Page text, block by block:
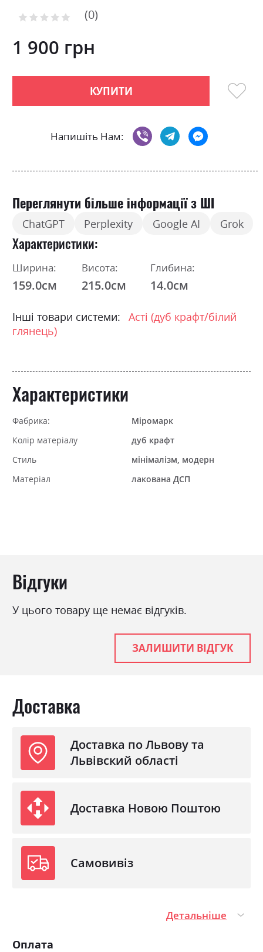
the
gallery
Рейтинг: 0
1 900 грн
КУПИТИ
Напишіть Нам:
Переглянути більше інформації з ШІ
ChatGPT Perplexity Google AI Grok
Характеристики
Ширина:
159.0см
Висота:
215.0см
Глибина:
14.0см
Інші товари системи:
Асті (дуб крафт/білий
глянець)
Характеристики
Фабрика:
Міромарк
Колір матеріалу
дуб крафт
Стиль
мінімалізм, модерн
Матеріал
лакована ДСП
Відгуки
У цього товару ще немає відгуків.
ЗАЛИШИТИ ВІДГУК
Доставка
Доставка по Львову та
Львівский області
Доставка Новою Поштою
Самовивіз
Детальніше
Оплата